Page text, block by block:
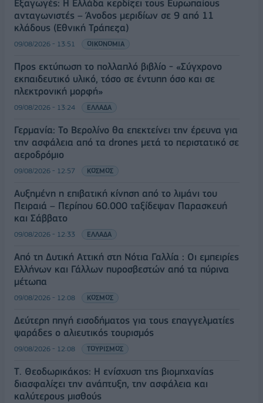
Εξαγωγές: Η Ελλάδα κερδίζει τους Ευρωπαίους
ανταγωνιστές – Άνοδος μεριδίων σε 9 από 11
κλάδους (Εθνική Τράπεζα)
09/08/2026 - 13:51 ΟΙΚΟΝΟΜΙΑ
Προς εκτύπωση το πολλαπλό βιβλίο - «Σύγχρονο
εκπαιδευτικό υλικό, τόσο σε έντυπη όσο και σε
ηλεκτρονική μορφή»
09/08/2026 - 13:24 ΕΛΛΑΔΑ
Γερμανία: Το Βερολίνο θα επεκτείνει την έρευνα για
την ασφάλεια από τα drones μετά το περιστατικό σε
αεροδρόμιο
09/08/2026 - 12:57 ΚΟΣΜΟΣ
Αυξημένη η επιβατική κίνηση από το λιμάνι του
Πειραιά – Περίπου 60.000 ταξίδεψαν Παρασκευή
και Σάββατο
09/08/2026 - 12:33 ΕΛΛΑΔΑ
Από τη Δυτική Αττική στη Νότια Γαλλία : Οι εμπειρίες
Ελλήνων και Γάλλων πυροσβεστών από τα πύρινα
μέτωπα
09/08/2026 - 12:08 ΚΟΣΜΟΣ
Δεύτερη πηγή εισοδήματος για τους επαγγελματίες
ψαράδες ο αλιευτικός τουρισμός
09/08/2026 - 12:08 ΤΟΥΡΙΣΜΟΣ
Τ. Θεοδωρικάκος: Η ενίσχυση της βιομηχανίας
διασφαλίζει την ανάπτυξη, την ασφάλεια και
καλύτερους μισθούς